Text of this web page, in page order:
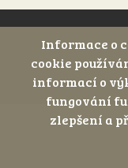
©
Informace o
cookie
informací o
fungování
zlepšení a